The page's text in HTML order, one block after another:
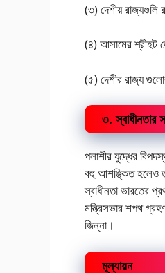
(৩) দেশীয় রাজ্যগুলি
(৪) আসামের শ্রীহট
(৫) দেশীর রাজ্য
৩. স্বাধীনতার
পলাশীর যুদ্ধের
বহু আশঙ্কিত হলেও
স্বাধীনতা ভারতের
মন্ত্রিসভার শপথ
জিন্না।
মূল্যায়ন